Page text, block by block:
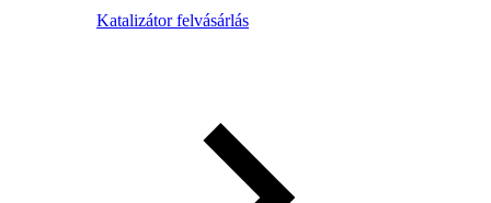
Katalizátor felvásárlás